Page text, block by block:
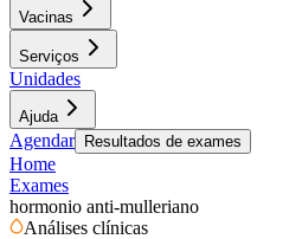
Vacinas
Serviços
Unidades
Ajuda
Agendar Resultados de exames
Home
Exames
hormonio anti-mulleriano
Análises clínicas